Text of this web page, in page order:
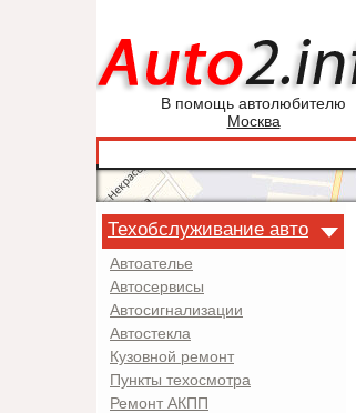
В помощь автолюбителю
Москва
Техобслуживание авто
Автоателье
Автосервисы
Автосигнализации
Автостекла
Кузовной ремонт
Пункты техосмотра
Ремонт АКПП